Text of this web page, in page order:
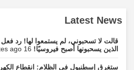
Latest News
قالت لا تسحبوني، لم يستمعوا لها! رد فعل
الذين يسحبونها أصبح فيروسيًا!16 minutes ago...